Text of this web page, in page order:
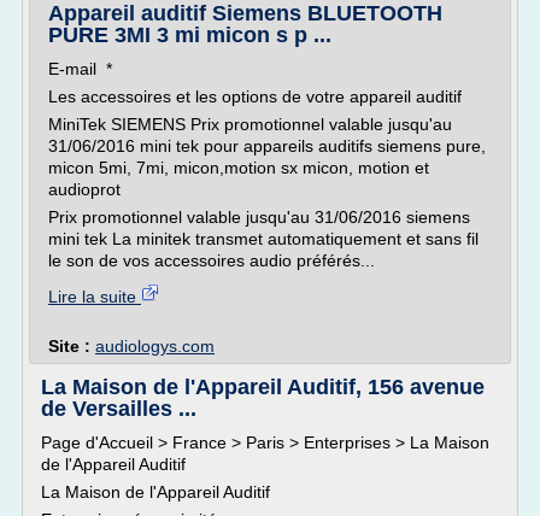
Appareil auditif Siemens BLUETOOTH
PURE 3MI 3 mi micon s p ...
E-mail *
Les accessoires et les options de votre appareil auditif
MiniTek SIEMENS Prix promotionnel valable jusqu'au
31/06/2016 mini tek pour appareils auditifs siemens pure,
micon 5mi, 7mi, micon,motion sx micon, motion et
audioprot
Prix promotionnel valable jusqu'au 31/06/2016 siemens
mini tek La minitek transmet automatiquement et sans fil
le son de vos accessoires audio préférés...
Lire la suite
Site : audiologys.com
La Maison de l'Appareil Auditif, 156 avenue
de Versailles ...
Page d'Accueil > France > Paris > Enterprises > La Maison
de l'Appareil Auditif
La Maison de l'Appareil Auditif